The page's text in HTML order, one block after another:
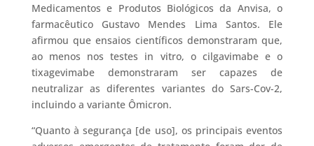
Medicamentos e Produtos Biológicos da Anvisa, o
farmacêutico Gustavo Mendes Lima Santos. Ele
afirmou que ensaios científicos demonstraram que,
ao menos nos testes in vitro, o cilgavimabe e o
tixagevimabe demonstraram ser capazes de
neutralizar as diferentes variantes do Sars-Cov-2,
incluindo a variante Ômicron.
“Quanto à segurança [de uso], os principais eventos